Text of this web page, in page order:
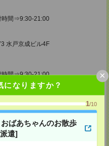
になりますか？
1/10
おばあちゃんのお散歩
遣]
×
間⇒9:30-21:00
水戸京成ビル4F
間⇒9:30-21:00
間⇒9:30-21:00